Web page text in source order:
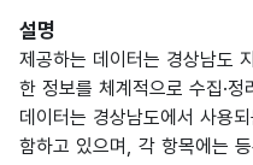
설명
제공하는 데이터는 경상남도
한 정보를 체계적으로 수집·
데이터는 경상남도에서 사용
함하고 있으며, 각 항목에는